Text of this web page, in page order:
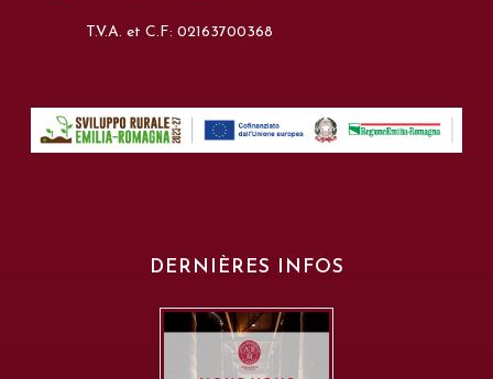
T.V.A. et C.F: 02163700368
DERNIÈRES INFOS